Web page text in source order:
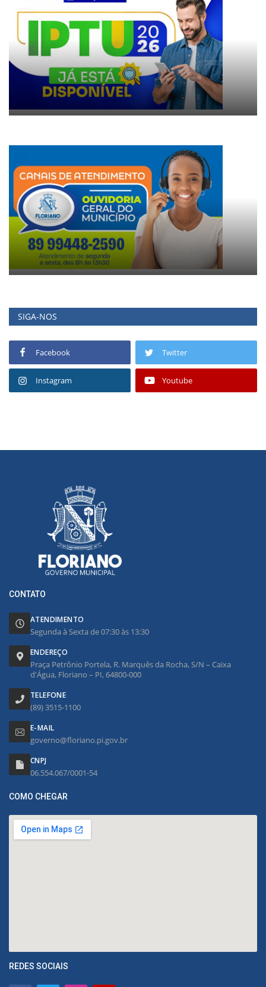
SIGA-NOS
Facebook Twitter
Instagram Youtube
CONTATO
ATENDIMENTO
Segunda à Sexta de 07:30 às 13:30
ENDEREÇO
Praça Petrônio Portela, R. Marquês da Rocha, S/N – Caixa
d'Água, Floriano – PI, 64800-000
TELEFONE
(89) 3515-1100
E-MAIL
governo@floriano.pi.gov.br
CNPJ
06.554.067/0001-54
COMO CHEGAR
REDES SOCIAIS